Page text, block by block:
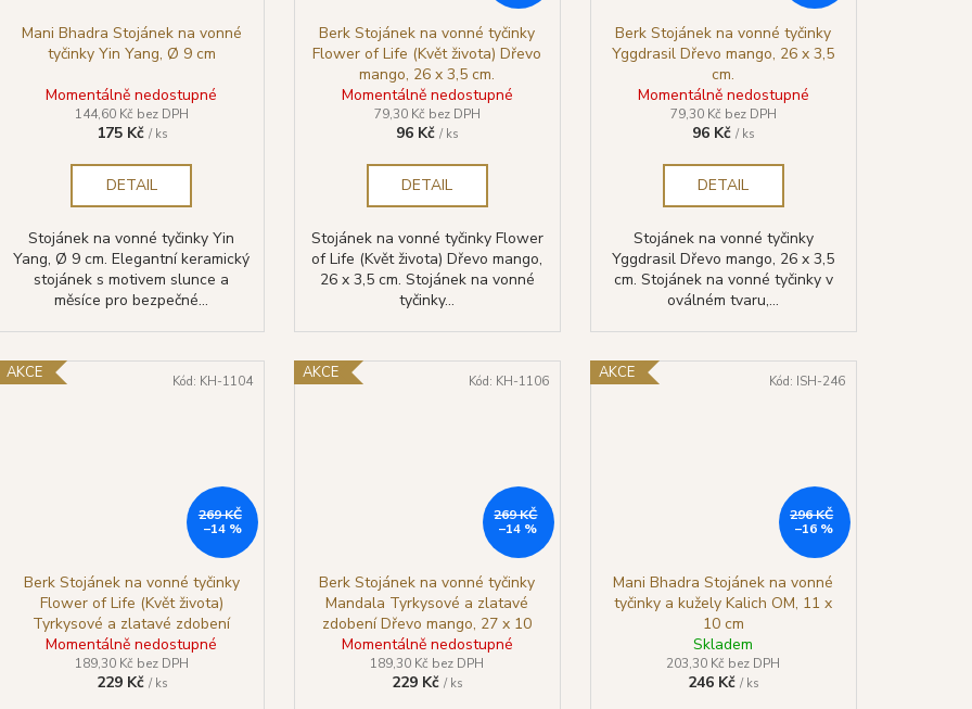
Mani Bhadra Stojánek na vonné
tyčinky Yin Yang, Ø 9 cm
Momentálně nedostupné
144,60 Kč bez DPH
175 Kč / ks
DETAIL
Stojánek na vonné tyčinky Yin
Yang, Ø 9 cm. Elegantní keramický
stojánek s motivem slunce a
měsíce pro bezpečné...
Berk Stojánek na vonné tyčinky
Flower of Life (Květ života) Dřevo
mango, 26 x 3,5 cm.
Momentálně nedostupné
79,30 Kč bez DPH
96 Kč/ ks
DETAIL
Stojánek na vonné tyčinky Flower
of Life (Květ života) Dřevo mango,
26 x 3,5 cm. Stojánek na vonné
tyčinky...
Berk Stojánek na vonné tyčinky
Yggdrasil Dřevo mango, 26 x 3,5
cm.
Momentálně nedostupné
79,30 Kč bez DPH
96 Kč/ ks
DETAIL
Stojánek na vonné tyčinky
Yggdrasil Dřevo mango, 26 x 3,5
cm. Stojánek na vonné tyčinky v
oválném tvaru,...
AKCE
269 KČ
–14 %
Berk Stojánek na vonné tyčinky
Flower of Life (Květ života)
Tyrkysové a zlatavé zdobení
Dřevo mango, 27 x 10 cm
Momentálně nedostupné
189,30 Kč bez DPH
229 Kč / ks
Kód: KH-1104 AKCE
269 KČ
–14 %
Berk Stojánek na vonné tyčinky
Mandala Tyrkysové a zlatavé
zdobení Dřevo mango, 27 x 10
cm
Momentálně nedostupné
189,30 Kč bez DPH
229 Kč/ ks
Kód: KH-1106 AKCE
296 KČ
–16 %
Mani Bhadra Stojánek na vonné
tyčinky a kužely Kalich OM, 11 x
10 cm
Skladem
203,30 Kč bez DPH
246 Kč/ ks
Kód: ISH-246